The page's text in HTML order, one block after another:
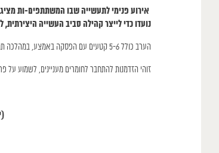
אירוע פנימי לתעשייה שבו המשתתפים-ות
נועדו כדי לייצר קהילה סביב העשייה
הערב כולל 5-6 קטעים עם הפסקה באמצע, במהלכה תתקיים הופעה של מוזיקאי/ת.
זוהי הזדמנות להתחבר לחומרים מעניינים, לשמוע על